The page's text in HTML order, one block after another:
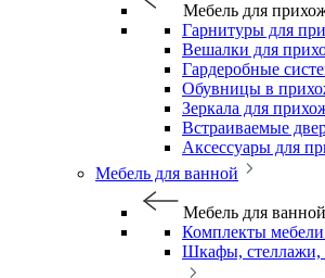
Мебель для
Гарнитуры для
Вешалки для
Гардеробные
Обувницы в
Зеркала для
Встраиваемые
Аксессуары для
Мебель для ванной
Мебель для ванной
Комплекты
Шкафы, стеллажи,